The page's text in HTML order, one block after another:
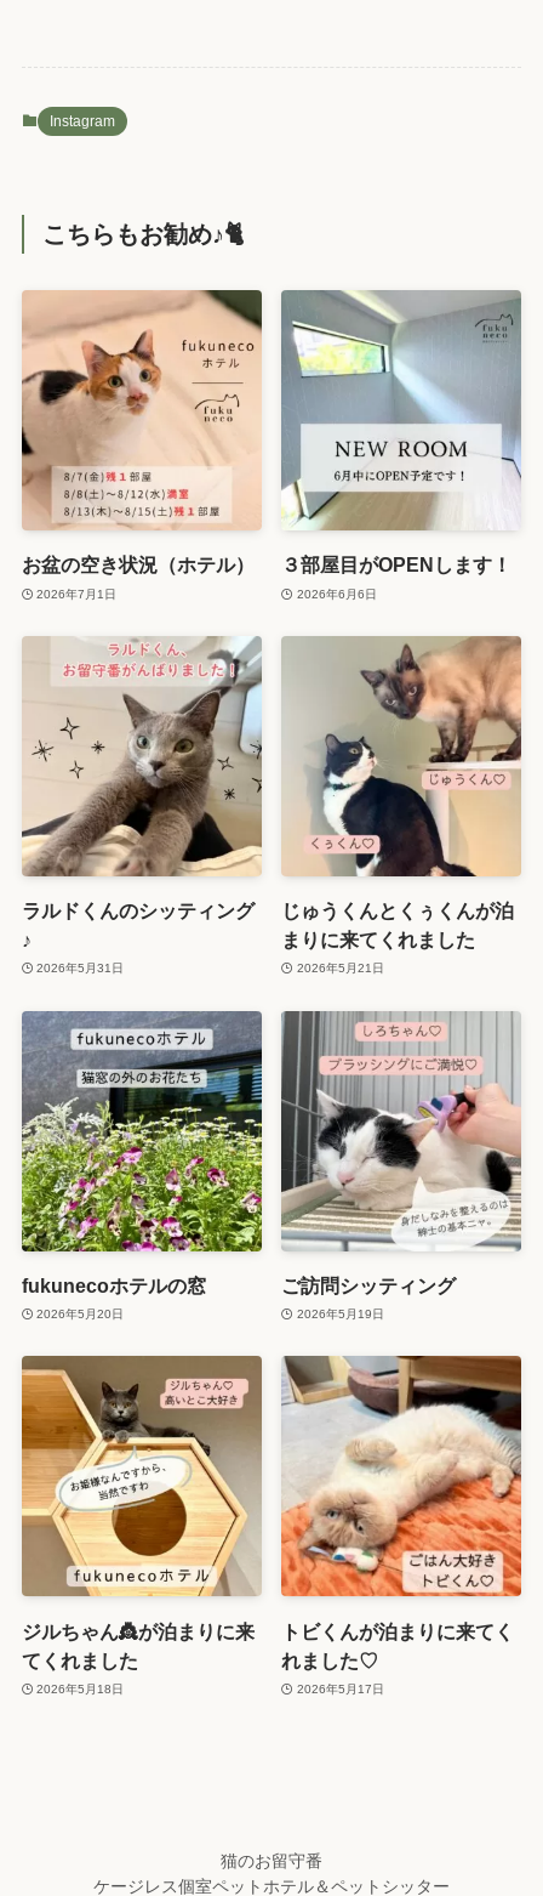
Instagram
こちらもお勧め♪🐈️
お盆の空き状況（ホテル）
2026年7月1日
３部屋目がOPENします！
2026年6月6日
ラルドくんのシッティング
♪
2026年5月31日
じゅうくんとくぅくんが泊
まりに来てくれました
2026年5月21日
fukunecoホテルの窓
2026年5月20日
ご訪問シッティング
2026年5月19日
ジルちゃん👸が泊まりに来
てくれました
2026年5月18日
トビくんが泊まりに来てく
れました♡
2026年5月17日
猫のお留守番
ケージレス個室ペットホテル＆ペットシッター